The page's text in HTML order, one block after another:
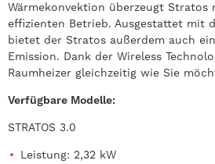
Wärmekonvektion überzeugt Stratos
effizienten Betrieb. Ausgestattet mit
bietet der Stratos außerdem auch
Emission. Dank der Wireless
Raumheizer gleichzeitig wie Sie
Verfügbare Modelle:
STRATOS 3.0
Leistung: 2,32 kW